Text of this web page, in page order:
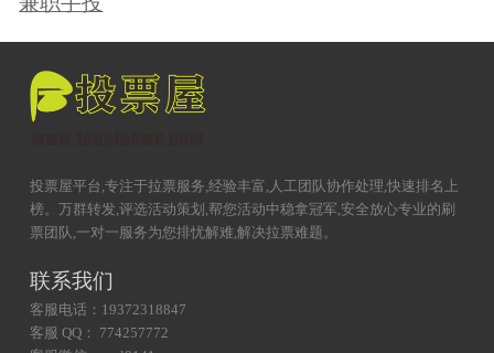
投票屋平台,专注于拉票服务,经验丰富,人工团队协作处理,快速排名上
榜。万群转发,评选活动策划,帮您活动中稳拿冠军,安全放心专业的刷
票团队,一对一服务为您排忧解难,解决拉票难题。
联系我们
客服电话：19372318847
客服 QQ： 774257772